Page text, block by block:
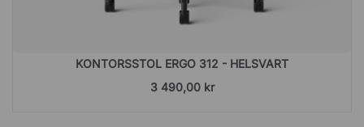
KONTORSSTOL ERGO 312 - HELSVART
3 490,00 kr